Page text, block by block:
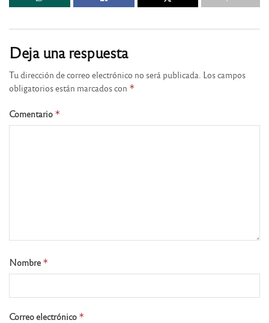
Deja una respuesta
Tu dirección de correo electrónico no será publicada. Los campos
obligatorios están marcados con *
Comentario *
Nombre *
Correo electrónico *